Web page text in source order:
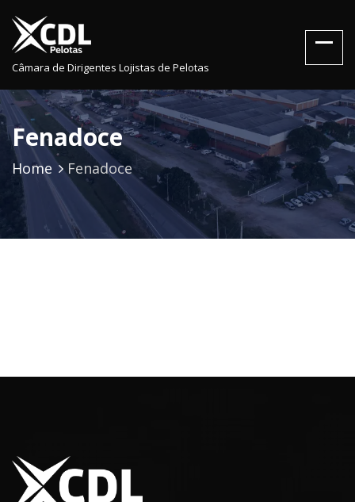
Câmara de Dirigentes Lojistas de Pelotas
Fenadoce
Home Fenadoce